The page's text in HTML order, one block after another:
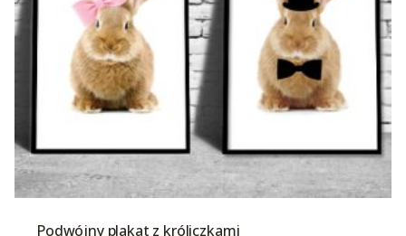
Podwójny plakat z króliczkami